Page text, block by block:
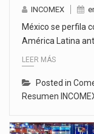
INCOMEX
México se perfila
América Latina
LEER MÁS
Posted in
Resumen